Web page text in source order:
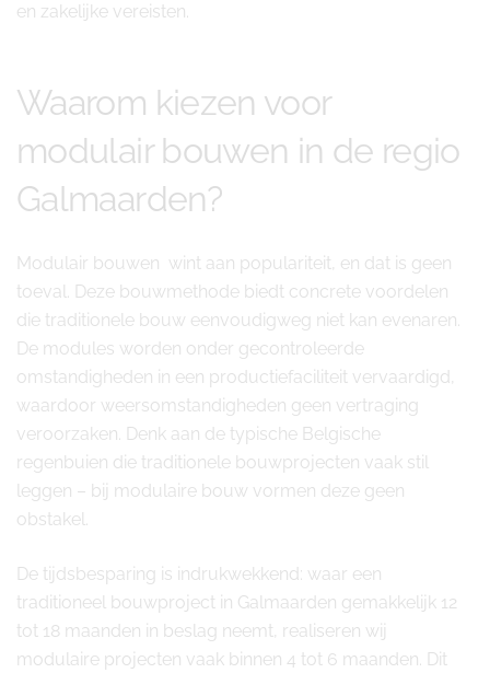
en zakelijke vereisten.
Waarom kiezen voor
modulair bouwen in de regio
Galmaarden?
Modulair bouwen wint aan populariteit, en dat is geen
toeval. Deze bouwmethode biedt concrete voordelen
die traditionele bouw eenvoudigweg niet kan evenaren.
De modules worden onder gecontroleerde
omstandigheden in een productiefaciliteit vervaardigd,
waardoor weersomstandigheden geen vertraging
veroorzaken. Denk aan de typische Belgische
regenbuien die traditionele bouwprojecten vaak stil
leggen – bij modulaire bouw vormen deze geen
obstakel.
De tijdsbesparing is indrukwekkend: waar een
traditioneel bouwproject in Galmaarden gemakkelijk 12
tot 18 maanden in beslag neemt, realiseren wij
modulaire projecten vaak binnen 4 tot 6 maanden. Dit